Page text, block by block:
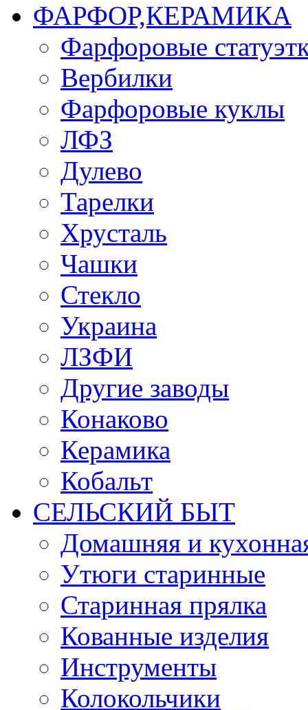
ФАРФОР,КЕРАМИКА
Фарфоровые
Вербилки
Фарфоровые куклы
ЛФЗ
Дулево
Тарелки
Хрусталь
Чашки
Стекло
Украина
ЛЗФИ
Другие заводы
Конаково
Керамика
Кобальт
СЕЛЬСКИЙ БЫТ
Домашняя и
Утюги старинные
Старинная прялка
Кованные изделия
Инструменты
Колокольчики